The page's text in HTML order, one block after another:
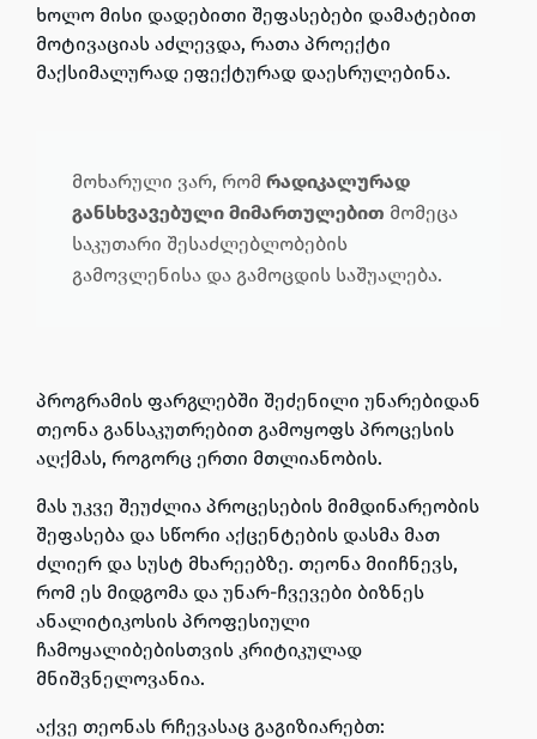
ხოლო მისი დადებითი შეფასებები დამატებით
მოტივაციას აძლევდა, რათა პროექტი
მაქსიმალურად ეფექტურად დაესრულებინა.
მოხარული ვარ, რომ რადიკალურად
განსხვავებული მიმართულებით მომეცა
საკუთარი შესაძლებლობების
გამოვლენისა და გამოცდის საშუალება.
პროგრამის ფარგლებში შეძენილი უნარებიდან
თეონა განსაკუთრებით გამოყოფს პროცესის
აღქმას, როგორც ერთი მთლიანობის.
მას უკვე შეუძლია პროცესების მიმდინარეობის
შეფასება და სწორი აქცენტების დასმა მათ
ძლიერ და სუსტ მხარეებზე. თეონა მიიჩნევს,
რომ ეს მიდგომა და უნარ-ჩვევები ბიზნეს
ანალიტიკოსის პროფესიული
ჩამოყალიბებისთვის კრიტიკულად
მნიშვნელოვანია.
აქვე თეონას რჩევასაც გაგიზიარებთ: